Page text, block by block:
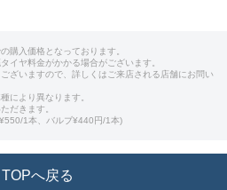
購入価格となっております。
イヤ料金がかかる場合がございます。
ざいますので、詳しくはご来店される店舗にお問い
により異なります。
だきます。
1本、バルブ¥440円/1本)
TOPへ戻る